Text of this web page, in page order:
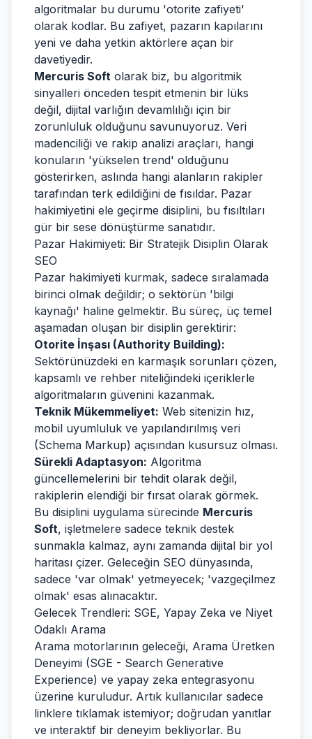
algoritmalar bu durumu 'otorite zafiyeti'
olarak kodlar. Bu zafiyet, pazarın kapılarını
yeni ve daha yetkin aktörlere açan bir
davetiyedir.
Mercuris Soft olarak biz, bu algoritmik
sinyalleri önceden tespit etmenin bir lüks
değil, dijital varlığın devamlılığı için bir
zorunluluk olduğunu savunuyoruz. Veri
madenciliği ve rakip analizi araçları, hangi
konuların 'yükselen trend' olduğunu
gösterirken, aslında hangi alanların rakipler
tarafından terk edildiğini de fısıldar. Pazar
hakimiyetini ele geçirme disiplini, bu fısıltıları
gür bir sese dönüştürme sanatıdır.
Pazar Hakimiyeti: Bir Stratejik Disiplin Olarak
SEO
Pazar hakimiyeti kurmak, sadece sıralamada
birinci olmak değildir; o sektörün 'bilgi
kaynağı' haline gelmektir. Bu süreç, üç temel
aşamadan oluşan bir disiplin gerektirir:
Otorite İnşası (Authority Building):
Sektörünüzdeki en karmaşık sorunları çözen,
kapsamlı ve rehber niteliğindeki içeriklerle
algoritmaların güvenini kazanmak.
Teknik Mükemmeliyet: Web sitenizin hız,
mobil uyumluluk ve yapılandırılmış veri
(Schema Markup) açısından kusursuz olması.
Sürekli Adaptasyon: Algoritma
güncellemelerini bir tehdit olarak değil,
rakiplerin elendiği bir fırsat olarak görmek.
Bu disiplini uygulama sürecinde Mercuris
Soft, işletmelere sadece teknik destek
sunmakla kalmaz, aynı zamanda dijital bir yol
haritası çizer. Geleceğin SEO dünyasında,
sadece 'var olmak' yetmeyecek; 'vazgeçilmez
olmak' esas alınacaktır.
Gelecek Trendleri: SGE, Yapay Zeka ve Niyet
Odaklı Arama
Arama motorlarının geleceği, Arama Üretken
Deneyimi (SGE - Search Generative
Experience) ve yapay zeka entegrasyonu
üzerine kuruludur. Artık kullanıcılar sadece
linklere tıklamak istemiyor; doğrudan yanıtlar
ve interaktif bir deneyim bekliyorlar. Bu